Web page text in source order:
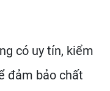
có uy tín, kiểm
đảm bảo chất